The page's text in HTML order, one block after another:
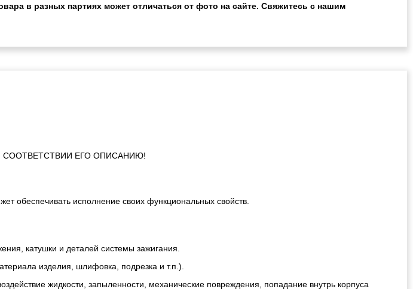
в разных партиях может отличаться от фото на сайте. Свяжитесь с нашим
ЕГО ОПИСАНИЮ!
обеспечивать исполнение своих функциональных свойств.
катушки и деталей системы зажигания.
изделия, шлифовка, подрезка и т.п.).
жидкости, запыленности, механические повреждения, попадание внутрь корпуса